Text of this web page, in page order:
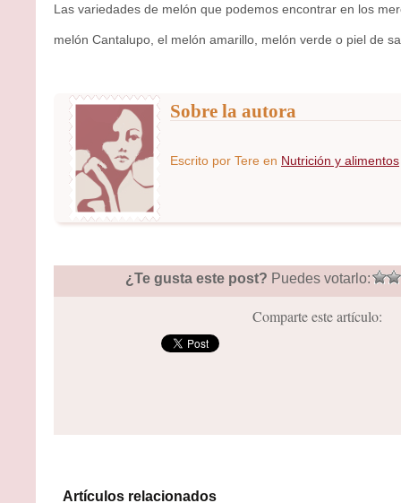
Las variedades de melón que podemos encontrar en los
melón Cantalupo, el melón amarillo, melón verde o piel de
Sobre la autora
Escrito por Tere en Nutrición y alimentos
¿Te gusta este post? Puedes votarlo:
Comparte este artículo:
Artículos relacionados